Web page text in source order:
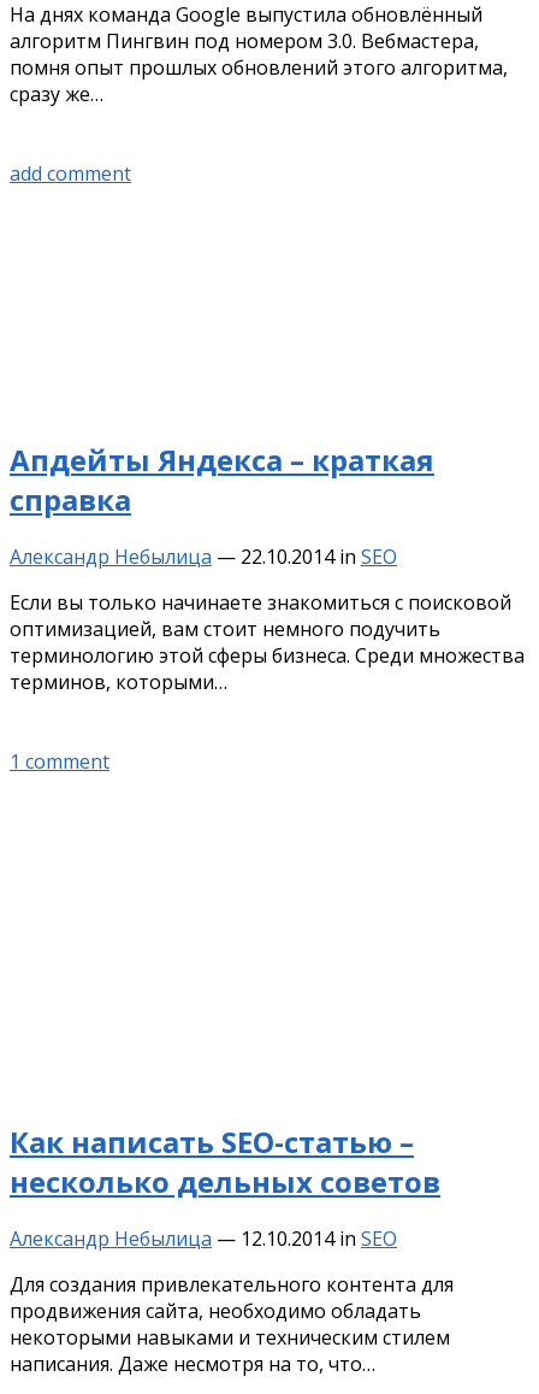
На днях команда Google выпустила обновлённый
алгоритм Пингвин под номером 3.0. Вебмастера,
помня опыт прошлых обновлений этого алгоритма,
сразу же…
add comment
Апдейты Яндекса – краткая
справка
Александр Небылица — 22.10.2014 in SEO
Если вы только начинаете знакомиться с поисковой
оптимизацией, вам стоит немного подучить
терминологию этой сферы бизнеса. Среди множества
терминов, которыми…
1 comment
Как написать SEO-статью –
несколько дельных советов
Александр Небылица — 12.10.2014 in SEO
Для создания привлекательного контента для
продвижения сайта, необходимо обладать
некоторыми навыками и техническим стилем
написания. Даже несмотря на то, что…